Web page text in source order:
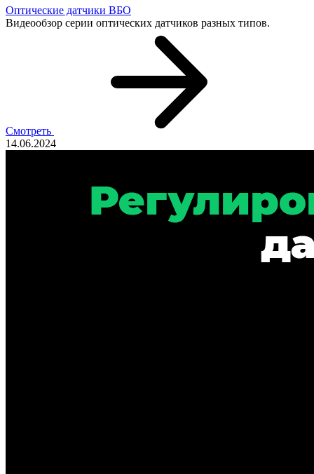
Оптические датчики ВБО
Видеообзор серии оптических датчиков разных типов.
Смотреть
14.06.2024